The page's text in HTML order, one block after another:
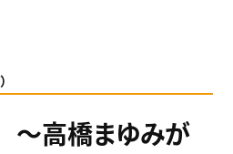
）
高橋まゆみが